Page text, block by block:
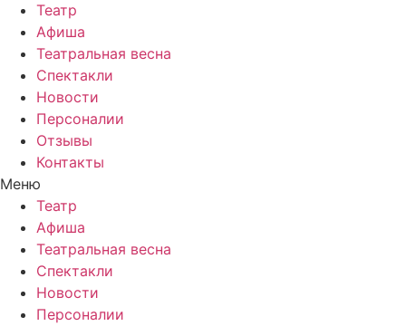
Театр
Афиша
Театральная весна
Спектакли
Новости
Персоналии
Отзывы
Контакты
Меню
Театр
Афиша
Театральная весна
Спектакли
Новости
Персоналии